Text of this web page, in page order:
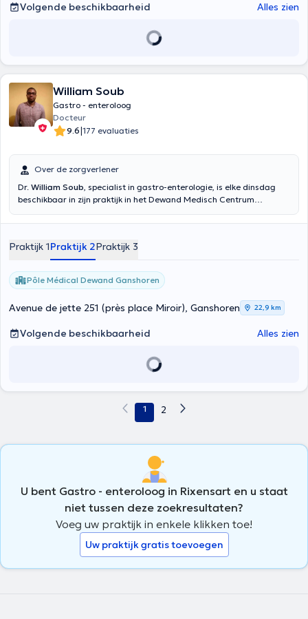
Volgende beschikbaarheid Alles zien
William Soub
Gastro - enteroloog
Docteur
9.6|177 evaluaties
Over de zorgverlener
Dr. William Soub, specialist in gastro-enterologie, is elke dinsdag
beschikbaar in zijn praktijk in het Dewand Medisch Centrum
consultatie, maag reflux problemen, hij zal u consultaties in het
Praktijk 1Praktijk 2Praktijk 3
Pôle Médical Dewand Ganshoren
Avenue de jette 251 (près place Miroir), Ganshoren 22,9 km
Volgende beschikbaarheid Alles zien
1 2
U bent Gastro - enteroloog in Rixensart en u staat
niet tussen deze zoekresultaten?
Voeg uw praktijk in enkele klikken toe!
Uw praktijk gratis toevoegen